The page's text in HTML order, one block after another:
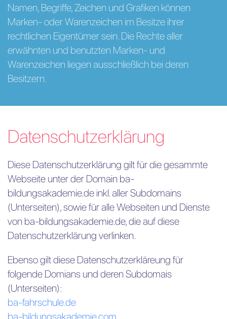
Namen, Begriffe, Zeichen und Grafiken können
Marken- oder Warenzeichen im Besitze ihrer
rechtlichen Eigentümer sein. Die Rechte aller
erwähnten und benutzten Marken- und
Warenzeichen liegen ausschließlich bei deren
Besitzern.
Datenschutzerklärung
Diese Datenschutzerklärung gilt für die gesammte
Webseite unter der Domain ba-
bildungsakademie.de inkl. aller Subdomains
(Unterseiten), sowie für alle Webseiten und Dienste
von ba-bildungsakademie.de, die auf diese
Datenschutzerklärung verlinken.
Ebenso gilt diese Datenschutzerkläreung für
folgende Domians und deren Subdomais
(Unterseiten):
ba-fahrschule.de
ba-bildungsakademie.com